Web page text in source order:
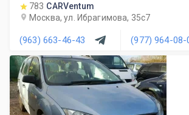
783 CARVentum
Москва, ул. Ибрагимова, 35с7
(963) 663-46-43 (977) 964-08-